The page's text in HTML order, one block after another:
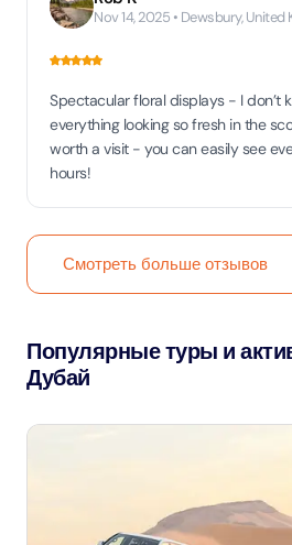
Nov 14, 2025 • Dewsbury, United
Spectacular floral displays - I don’t
everything looking so fresh in the
worth a visit - you can easily see
hours!
Смотреть больше отзывов
Популярные туры и
Дубай